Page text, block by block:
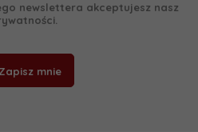
newslettera akceptujesz nasz
.
Zapisz mnie